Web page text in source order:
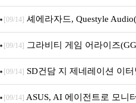
[09/14] 셰에라자드, Questyle
내 정식 출시
[09/14] 그라비티 게임 어라이즈
던전 13’ 참가!
[09/14] SD건담 지 제네레이션 이
아의 용사’ 재개최 및 풍성한 기
[09/14] ASUS, AI 에이전트로 모니